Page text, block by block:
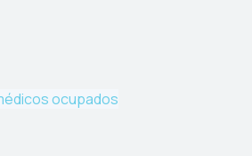
ocupados